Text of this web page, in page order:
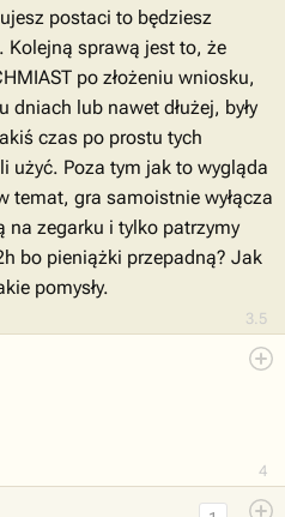
3.5
postaci to będziesz
Kolejną sprawą jest to, że
po złożeniu wniosku,
lub nawet dłużej, były
czas po prostu tych
użyć. Poza tym jak to wygląda
temat, gra samoistnie wyłącza
na zegarku i tylko patrzymy
bo pieniążki przepadną? Jak
pomysły.
4